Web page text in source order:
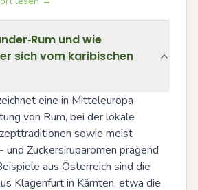
und wie
sich vom karibischen
eine in Mitteleuropa
von Rum, bei der lokale
sowie meist
und Zuckersiruparomen prägend
aus Österreich sind die
Klagenfurt in Kärnten, etwa die